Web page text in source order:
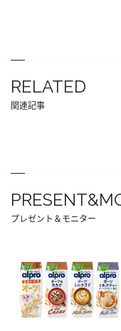
RELATED
関連記事
プレゼント＆モニター